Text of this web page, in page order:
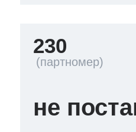
230
не